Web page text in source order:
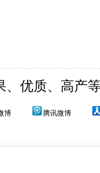
、优质、高产
博 腾讯微博